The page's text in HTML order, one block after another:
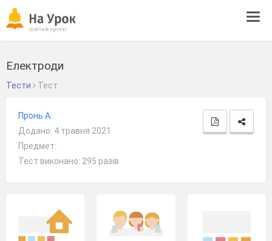
Електроди
Тести Тест
Пронь А.
Додано: 4 травня 2021
Предмет:
Тест виконано: 295 разів